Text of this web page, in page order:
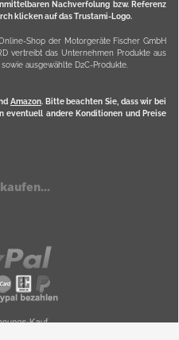
Nachverfolung bzw. Referenz
klicken auf das Trustami-Logo.
Shop der Motorgeräte Fischer GmbH
vertreibt das Unternehmen Produkte aus
ausgewählte D2C-Produkte.
Amazon. Bitte beachten Sie, dass wir bei
eventuell andere Konditionen und Preise